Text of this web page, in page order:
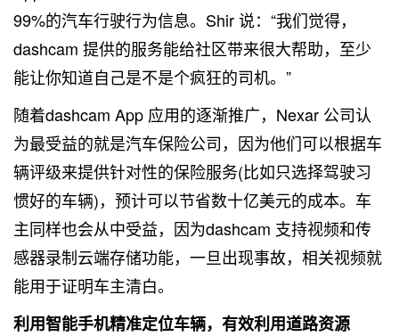
99%的汽车行驶行为信息。Shir 说：“我们觉得，
dashcam 提供的服务能给社区带来很大帮助，至少
能让你知道自己是不是个疯狂的司机。”
随着dashcam App 应用的逐渐推广，Nexar 公司认
为最受益的就是汽车保险公司，因为他们可以根据车
辆评级来提供针对性的保险服务(比如只选择驾驶习
惯好的车辆)，预计可以节省数十亿美元的成本。车
主同样也会从中受益，因为dashcam 支持视频和传
感器录制云端存储功能，一旦出现事故，相关视频就
能用于证明车主清白。
利用智能手机精准定位车辆，有效利用道路资源